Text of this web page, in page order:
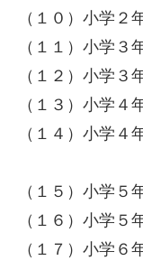
（１０）小
（１１）小
（１２）小
（１３）小
（１４）小
（１５）小
（１６）小学５
（１７）小